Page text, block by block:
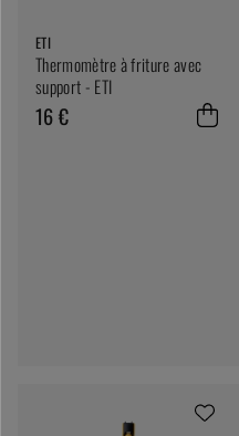
ETI
Thermomètre à friture avec
support - ETI
16 €